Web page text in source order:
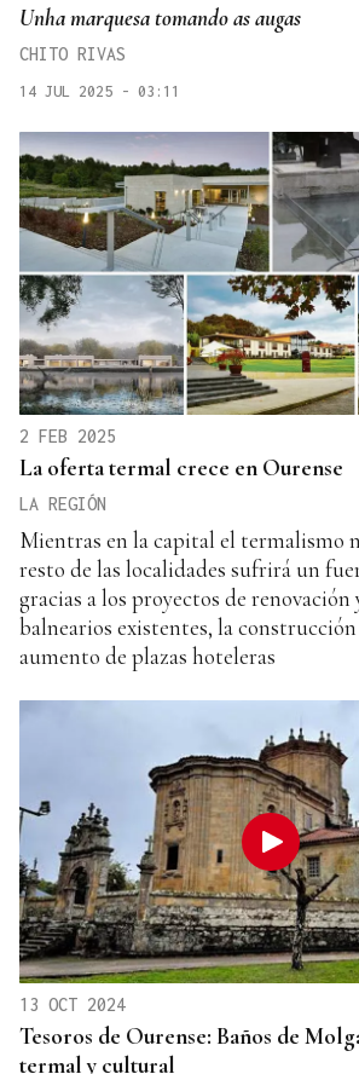
Unha marquesa tomando as augas
CHITO RIVAS
14 JUL 2025 - 03:11
2 FEB 2025
La oferta termal crece en Ourense
LA REGIÓN
Mientras en la capital el termalismo
resto de las localidades sufrirá un
gracias a los proyectos de
balnearios existentes, la construcción
aumento de plazas hoteleras
13 OCT 2024
Tesoros de Ourense: Baños de
termal y cultural